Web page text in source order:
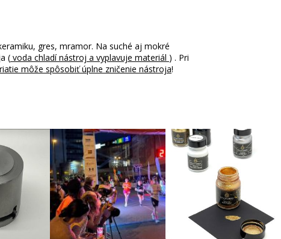
gres, mramor. Na suché aj mokré
( voda chladí nástroj a vyplavuje materiál ) . Pri
môže spôsobiť úplne zničenie nástroja!